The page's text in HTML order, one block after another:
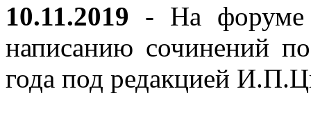
10.11.2019 - На форуме
написанию сочинений
года под редакцией